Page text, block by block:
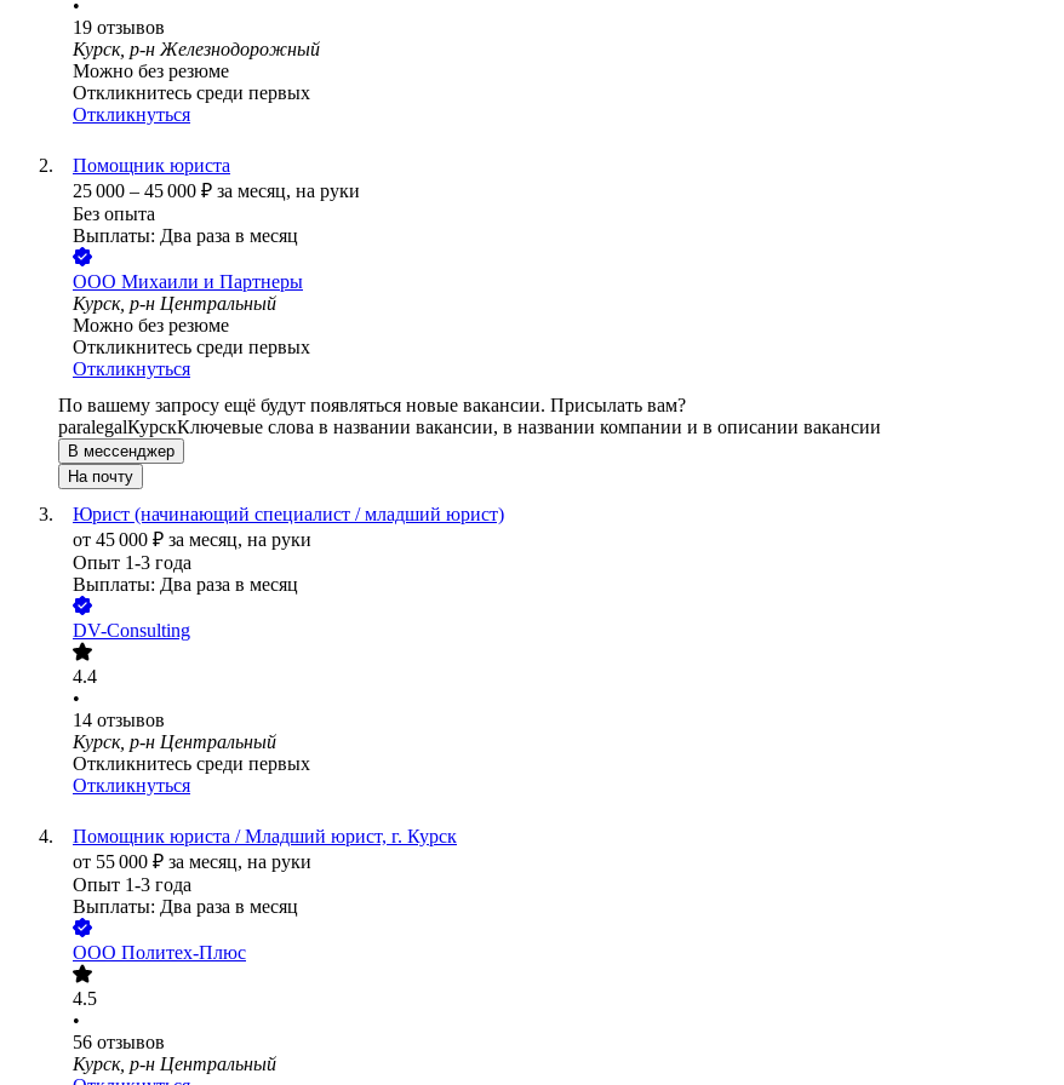
•
19 отзывов
Курск, р-н Железнодорожный
Можно без резюме
Откликнитесь среди первых
Откликнуться
Помощник юриста
25 000 – 45 000 ₽ за месяц, на руки
Без опыта
Выплаты: Два раза в месяц
ООО Михаили и Партнеры
Курск, р-н Центральный
Можно без резюме
Откликнитесь среди первых
Откликнуться
По вашему запросу ещё будут появляться новые вакансии. Присылать вам?
paralegalКурскКлючевые слова в названии вакансии, в названии компании и в описании вакансии
В мессенджер
На почту
Юрист (начинающий специалист / младший юрист)
от 45 000 ₽ за месяц, на руки
Опыт 1-3 года
Выплаты: Два раза в месяц
DV-Consulting
4.4
•
14 отзывов
Курск, р-н Центральный
Откликнитесь среди первых
Откликнуться
Помощник юриста / Младший юрист, г. Курск
от 55 000 ₽ за месяц, на руки
Опыт 1-3 года
Выплаты: Два раза в месяц
ООО Политех-Плюс
4.5
•
56 отзывов
Курск, р-н Центральный